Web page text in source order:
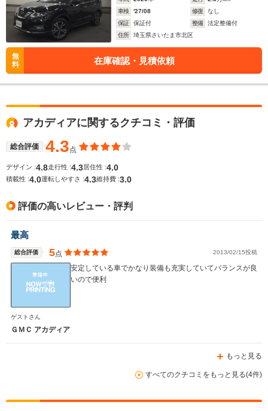
車検
'27/08 修復
なし
保証
保証付 整備
法定整備付
住所
埼玉県さいたま市北区
無
料
在庫確認・見積依頼
アカディアに関するクチコミ・評価
総合評価 4.3点
デザイン :4.8走行性 :4.3居住性 :4.0
積載性 :4.0運転しやすさ :4.3維持費 :3.0
評価の高いレビュー・評判
最高
総合評価 5点 2013/02/15投稿
安定している車でかなり装備も充実していてバランスが良
いので便利
ゲストさん
ＧＭＣ アカディア
もっと見る
すべてのクチコミをもっと見る(4件)